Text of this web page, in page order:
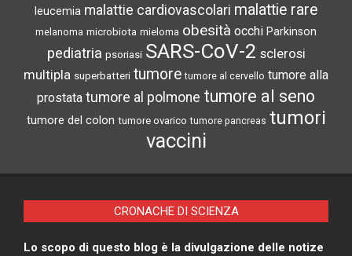
leucemia malattie cardiovascolari malattie rare
melanoma microbiota mieloma obesità occhi Parkinson
pediatria psoriasi SARS-CoV-2 sclerosi
multipla superbatteri tumore tumore al cervello tumore alla
prostata tumore al polmone tumore al seno
tumore del colon tumore ovarico tumore pancreas tumori
vaccini
CRONACHE DI SCIENZA
Lo scopo di questo blog è la divulgazione delle notize